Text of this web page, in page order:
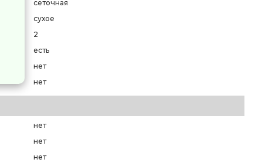
сеточная
сухое
2
есть
нет
нет
нет
нет
нет